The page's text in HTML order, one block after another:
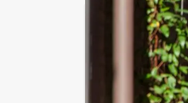
Jouw uitje
10 - 14 personen
15 - 19 personen
Vanaf personen